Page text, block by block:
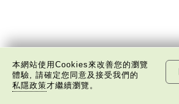
本網站使用Cookies來改善您的瀏覽
體驗, 請確定您同意及接受我們的
私隱政策才繼續瀏覽。